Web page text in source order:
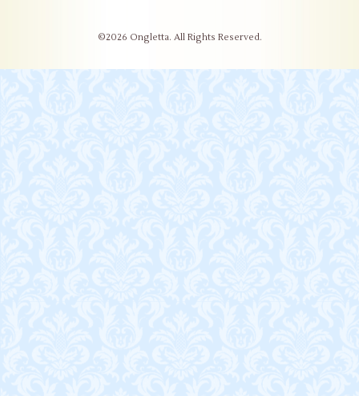
©2026 Ongletta. All Rights Reserved.